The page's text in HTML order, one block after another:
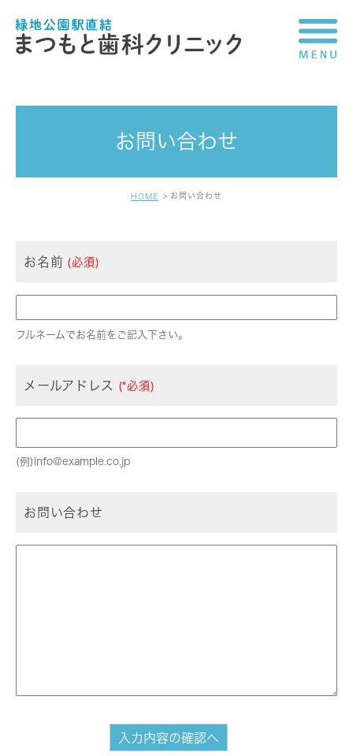
お問い合わせ
HOME お問い合わせ
お名前 (必須)
フルネームでお名前をご記入下さい。
メールアドレス (*必須)
(例)info@example.co.jp
お問い合わせ